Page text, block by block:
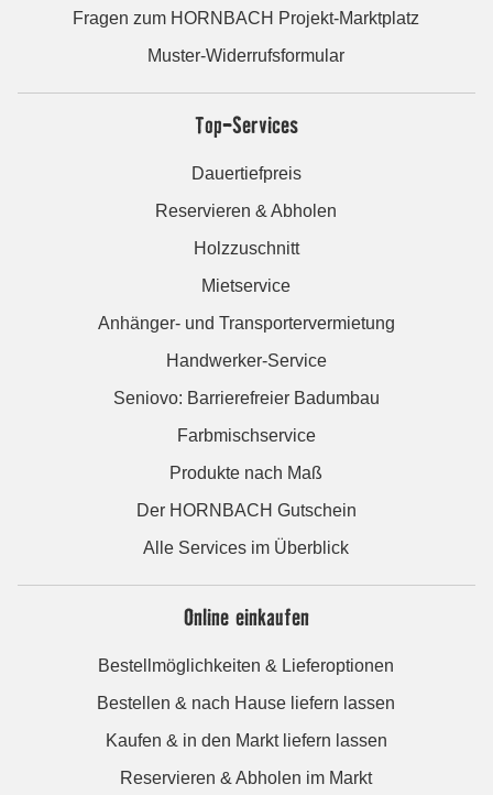
Fragen zum HORNBACH Projekt-Marktplatz
Muster-Widerrufsformular
Top-Services
Dauertiefpreis
Reservieren & Abholen
Holzzuschnitt
Mietservice
Anhänger- und Transportervermietung
Handwerker-Service
Seniovo: Barrierefreier Badumbau
Farbmischservice
Produkte nach Maß
Der HORNBACH Gutschein
Alle Services im Überblick
Online einkaufen
Bestellmöglichkeiten & Lieferoptionen
Bestellen & nach Hause liefern lassen
Kaufen & in den Markt liefern lassen
Reservieren & Abholen im Markt